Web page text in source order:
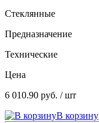
Стеклянные
Предназначение
Технические
Цена
6 010.90 руб. / шт
В корзину